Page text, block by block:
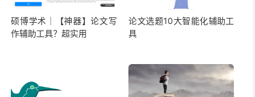
硕博学术｜【神器】论文写
作辅助工具？超实用
论文选题10大智能化辅助工
具